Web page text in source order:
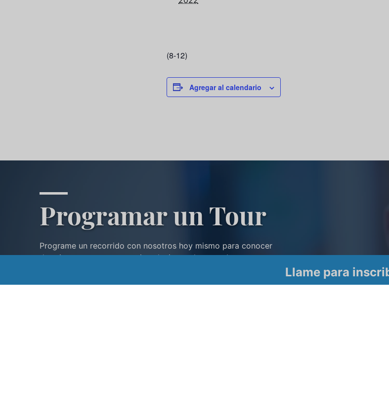
(8-12)
Agregar al calendario
Programar un Tour
Programe un recorrido con nosotros hoy mismo para conocer
de primera mano nuestras instalaciones de renombre.
Llame para